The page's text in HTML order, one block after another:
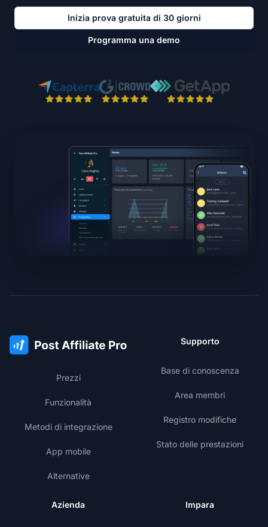
Inizia prova gratuita di 30 giorni
Programma una demo
Prezzi
Funzionalità
Metodi di integrazione
App mobile
Alternative
Supporto
Base di conoscenza
Area membri
Registro modifiche
Stato delle prestazioni
Azienda Impara